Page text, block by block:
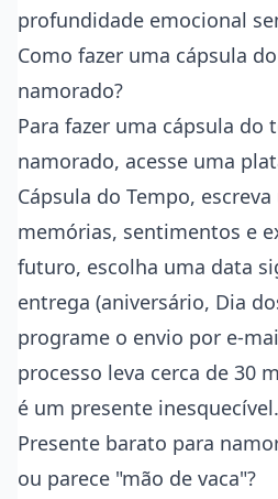
profundidade emocional
Como fazer uma cápsula
namorado?
Para fazer uma cápsula do
namorado, acesse uma
Cápsula do Tempo,
memórias, sentimentos e
futuro, escolha uma data
entrega (aniversário, Dia
programe o envio por e-
processo leva cerca de 30
é um presente inesquecível.
Presente barato para
ou parece "mão de vaca"?